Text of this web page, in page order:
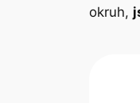
okruh,